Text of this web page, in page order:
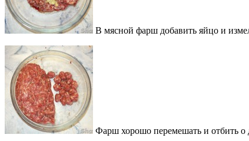
В мясной фарш добавить яйцо и
Фарш хорошо перемешать и отбить